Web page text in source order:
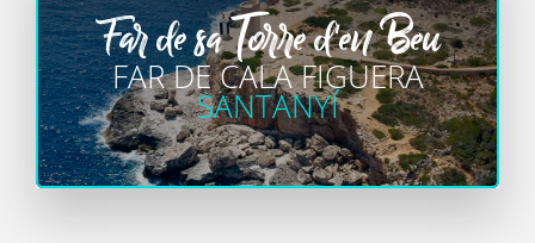
Far de sa Torre d'en Beu
FAR DE CALA FIGUERA
SANTANYÍ